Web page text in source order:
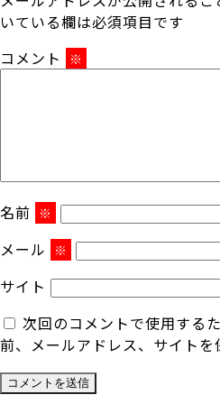
いている欄は必須項目です
コメント
※
名前 ※
メール ※
サイト
次回のコメントで使用する
前、メールアドレス、サイトを